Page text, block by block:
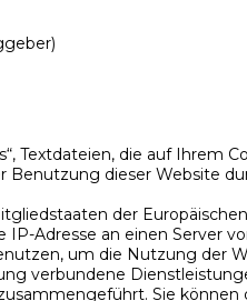
Textdateien, die auf Ihrem
dieser Website
der
Adresse an einen Server
um die Nutzung der
verbundene
Sie können